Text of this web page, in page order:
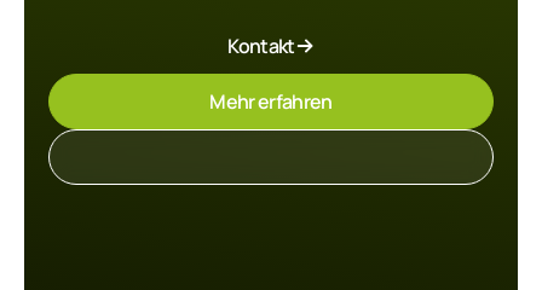
Kontakt
Mehr erfahren